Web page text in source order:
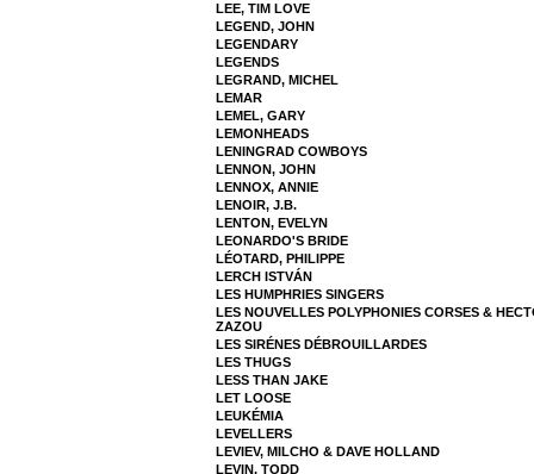
LEE, TIM LOVE
LEGEND, JOHN
LEGENDARY
LEGENDS
LEGRAND, MICHEL
LEMAR
LEMEL, GARY
LEMONHEADS
LENINGRAD COWBOYS
LENNON, JOHN
LENNOX, ANNIE
LENOIR, J.B.
LENTON, EVELYN
LEONARDO'S BRIDE
LÉOTARD, PHILIPPE
LERCH ISTVÁN
LES HUMPHRIES SINGERS
LES NOUVELLES POLYPHONIES CORSES &
ZAZOU
LES SIRÉNES DÉBROUILLARDES
LES THUGS
LESS THAN JAKE
LET LOOSE
LEUKÉMIA
LEVELLERS
LEVIEV, MILCHO & DAVE HOLLAND
LEVIN, TODD